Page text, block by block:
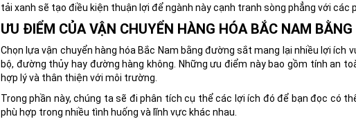
tải xanh sẽ tạo điều kiện thuận lợi để ngành này cạnh tranh sòng phẳng với
ƯU ĐIỂM CỦA VẬN CHUYỂN HÀNG HÓA BẮC NAM
Chọn lựa vận chuyển hàng hóa Bắc Nam bằng đường sắt mang lại nhiều lợi
bộ, đường thủy hay đường hàng không. Những ưu điểm này bao gồm tính an
hợp lý và thân thiện với môi trường.
Trong phần này, chúng ta sẽ đi phân tích cụ thể các lợi ích đó để bạn đọc có
phù hợp trong nhiều tình huống và lĩnh vực khác nhau.